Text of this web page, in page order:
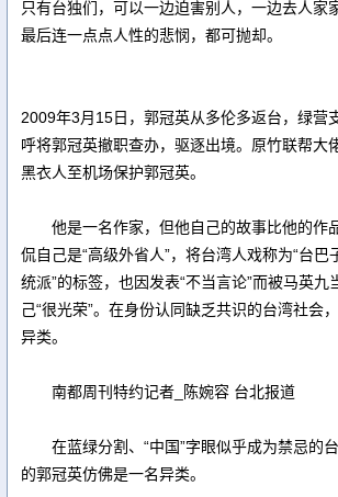
只有台独们，可以一边迫害别人，一边去人家
最后连一点点人性的悲悯，都可抛却。
2009年3月15日，郭冠英从多伦多返台，绿营
呼将郭冠英撤职查办，驱逐出境。原竹联帮大
黑衣人至机场保护郭冠英。
他是一名作家，但他自己的故事比他的作
侃自己是“高级外省人”，将台湾人戏称为“台巴
统派”的标签，也因发表“不当言论”而被马英九
己“很光荣”。在身份认同缺乏共识的台湾社会
异类。
南都周刊特约记者_陈婉容 台北报道
在蓝绿分割、“中国”字眼似乎成为禁忌的
的郭冠英仿佛是一名异类。